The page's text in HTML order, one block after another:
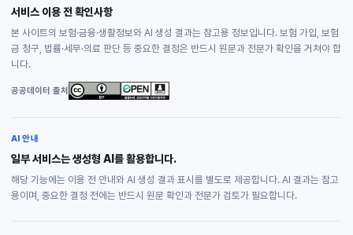
서비스 이용 전 확인사항
본 사이트의 보험·금융·생활정보와 AI 생성 결과는 참고용 정보입니다. 보험 가입, 보험
금 청구, 법률·세무·의료 판단 등 중요한 결정은 반드시 원문과 전문가 확인을 거쳐야 합
니다.
공공데이터 출처
AI 안내
일부 서비스는 생성형 AI를 활용합니다.
해당 기능에는 이용 전 안내와 AI 생성 결과 표시를 별도로 제공합니다. AI 결과는 참고
용이며, 중요한 결정 전에는 반드시 원문 확인과 전문가 검토가 필요합니다.